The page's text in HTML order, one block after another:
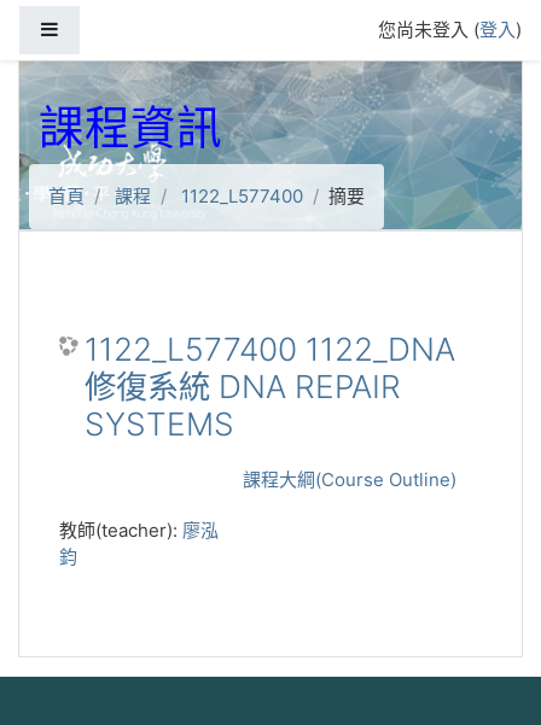
您尚未登入 (登入)
課程資訊
首頁 課程 1122_L577400 摘要
1122_L577400 1122_DNA
修復系統 DNA REPAIR
SYSTEMS
課程大綱(Course Outline)
教師(teacher): 廖泓
鈞